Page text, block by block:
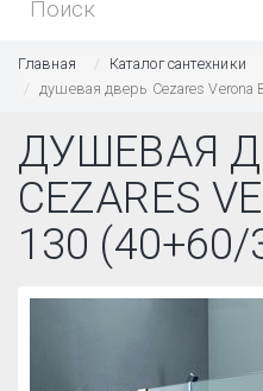
Главная Каталог сантехники
душевая дверь Cezares Verona
ДУШЕВАЯ
CEZARES
130 (40+60/